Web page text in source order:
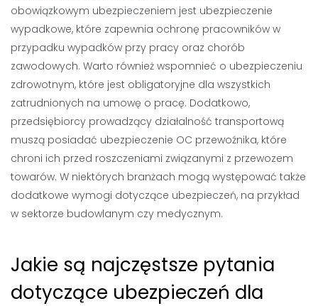
obowiązkowym ubezpieczeniem jest ubezpieczenie
wypadkowe, które zapewnia ochronę pracowników w
przypadku wypadków przy pracy oraz chorób
zawodowych. Warto również wspomnieć o ubezpieczeniu
zdrowotnym, które jest obligatoryjne dla wszystkich
zatrudnionych na umowę o pracę. Dodatkowo,
przedsiębiorcy prowadzący działalność transportową
muszą posiadać ubezpieczenie OC przewoźnika, które
chroni ich przed roszczeniami związanymi z przewozem
towarów. W niektórych branżach mogą występować także
dodatkowe wymogi dotyczące ubezpieczeń, na przykład
w sektorze budowlanym czy medycznym.
Jakie są najczęstsze pytania
dotyczące ubezpieczeń dla